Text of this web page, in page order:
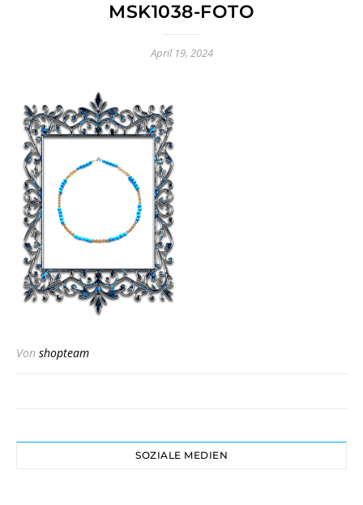
MSK1038-FOTO
April 19, 2024
Von shopteam
SOZIALE MEDIEN